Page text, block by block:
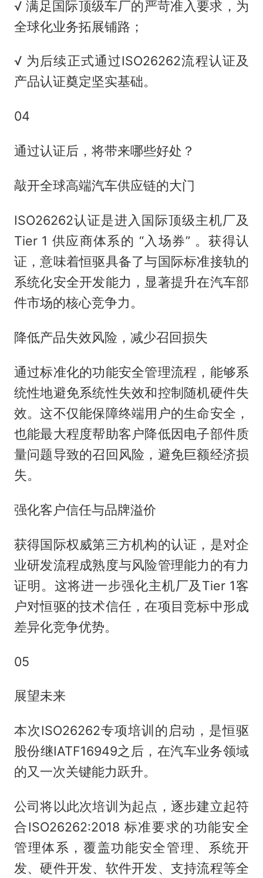
√ 满足国际顶级车厂的严苛准入要求，为
全球化业务拓展铺路；
√ 为后续正式通过ISO26262流程认证及
产品认证奠定坚实基础。
04
通过认证后，将带来哪些好处？
敲开全球高端汽车供应链的大门
ISO26262认证是进入国际顶级主机厂及
Tier 1 供应商体系的 “入场券” 。获得认
证，意味着恒驱具备了与国际标准接轨的
系统化安全开发能力，显著提升在汽车部
件市场的核心竞争力。
降低产品失效风险，减少召回损失
通过标准化的功能安全管理流程，能够系
统性地避免系统性失效和控制随机硬件失
效。这不仅能保障终端用户的生命安全，
也能最大程度帮助客户降低因电子部件质
量问题导致的召回风险，避免巨额经济损
失。
强化客户信任与品牌溢价
获得国际权威第三方机构的认证，是对企
业研发流程成熟度与风险管理能力的有力
证明。这将进一步强化主机厂及Tier 1客
户对恒驱的技术信任，在项目竞标中形成
差异化竞争优势。
05
展望未来
本次ISO26262专项培训的启动，是恒驱
股份继IATF16949之后，在汽车业务领域
的又一次关键能力跃升。
公司将以此次培训为起点，逐步建立起符
合ISO26262:2018 标准要求的功能安全
管理体系，覆盖功能安全管理、系统开
发、硬件开发、软件开发、支持流程等全